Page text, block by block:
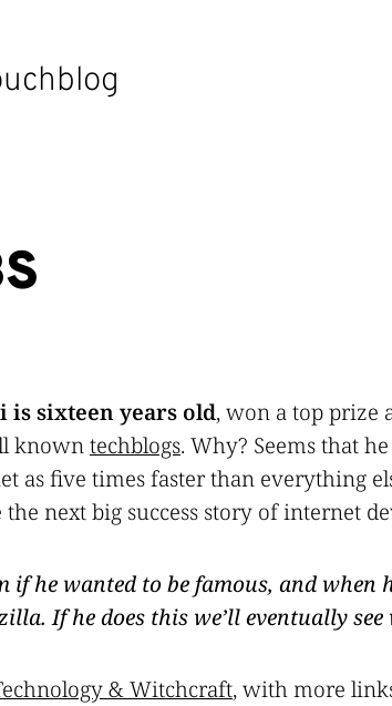
is sixteen years old, won a top prize
knowntechblogs. Why? Seems that
as five times faster than everything
the next big success story of internet
if he wanted to be famous, and when
If he does this we’ll eventually see
& Witchcraft, with more